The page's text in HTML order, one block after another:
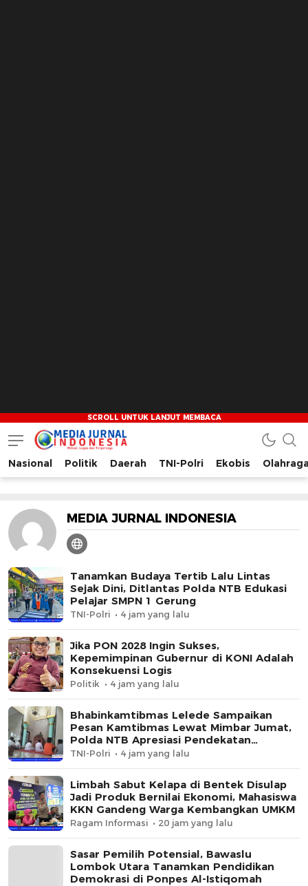
Media Jurnal Indonesia
Bersama Membangun Indonesia
Nasional Politik Daerah TNI-Polri Ekobis
MEDIA JURNAL INDONESIA
Tanamkan Budaya Tertib Lalu Lintas
Sejak Dini, Ditlantas Polda NTB Edukasi
Pelajar SMPN 1 Gerung
TNI-Polri 4 jam yang lalu
Jika PON 2028 Ingin Sukses,
Kepemimpinan Gubernur di KONI Adalah
Konsekuensi Logis
Politik 4 jam yang lalu
Bhabinkamtibmas Lelede Sampaikan
Pesan Kamtibmas Lewat Mimbar Jumat,
Polda NTB Apresiasi Pendekatan
Keagamaan
TNI-Polri 4 jam yang lalu
Limbah Sabut Kelapa di Bentek Disulap
Jadi Produk Bernilai Ekonomi, Mahasiswa
KKN Gandeng Warga Kembangkan UMKM
Ragam Informasi 20 jam yang lalu
Sasar Pemilih Potensial, Bawaslu
Lombok Utara Tanamkan Pendidikan
Demokrasi di Ponpes Al-Istiqomah